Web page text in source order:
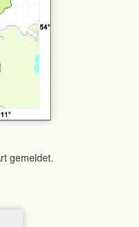
gemeldet.